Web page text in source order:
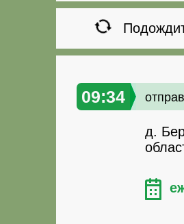
09:34
д.